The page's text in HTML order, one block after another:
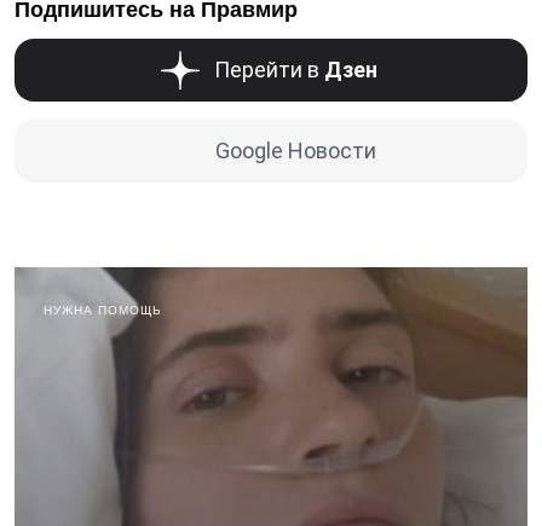
Подпишитесь на Правмир
Перейти в Дзен
Google Новости
НУЖНА ПОМОЩЬ